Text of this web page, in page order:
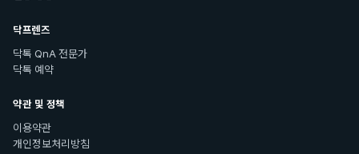
닥프렌즈
닥톡 QnA 전문가
닥톡 예약
약관 및 정책
이용약관
개인정보처리방침